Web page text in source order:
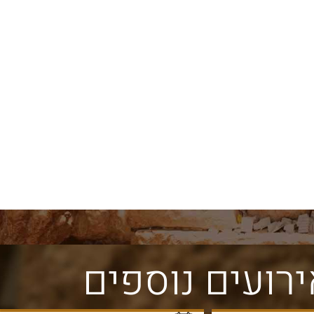
הר הבית לא היו
נוספים